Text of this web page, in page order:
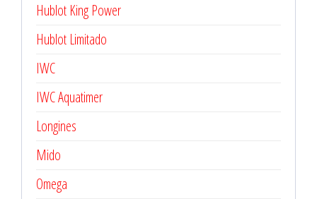
Hublot King Power
Hublot Limitado
IWC
IWC Aquatimer
Longines
Mido
Omega